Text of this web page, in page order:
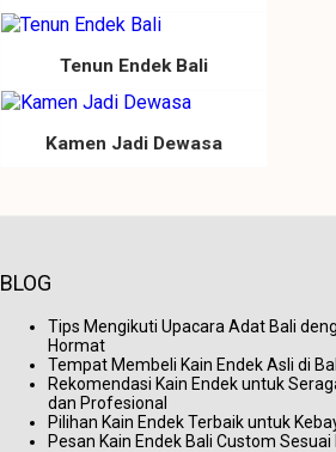
Tenun Endek Bali
Kamen Jadi Dewasa
BLOG
Tips Mengikuti Upacara Adat Bali
Hormat
Tempat Membeli Kain Endek Asli di
Rekomendasi Kain Endek untuk
dan Profesional
Pilihan Kain Endek Terbaik untuk
Pesan Kain Endek Bali Custom